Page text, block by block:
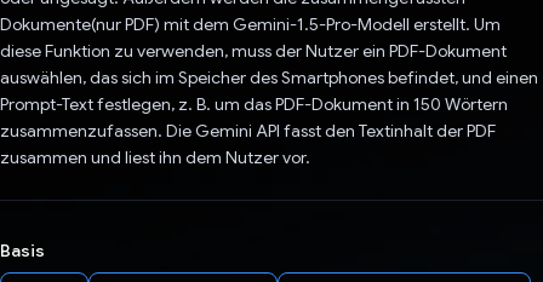
Dokumente(nur PDF) mit dem Gemini-1.5-Pro-Modell erstellt. Um
diese Funktion zu verwenden, muss der Nutzer ein PDF-Dokument
auswählen, das sich im Speicher des Smartphones befindet, und einen
Prompt-Text festlegen, z. B. um das PDF-Dokument in 150 Wörtern
zusammenzufassen. Die Gemini API fasst den Textinhalt der PDF
zusammen und liest ihn dem Nutzer vor.
Basis